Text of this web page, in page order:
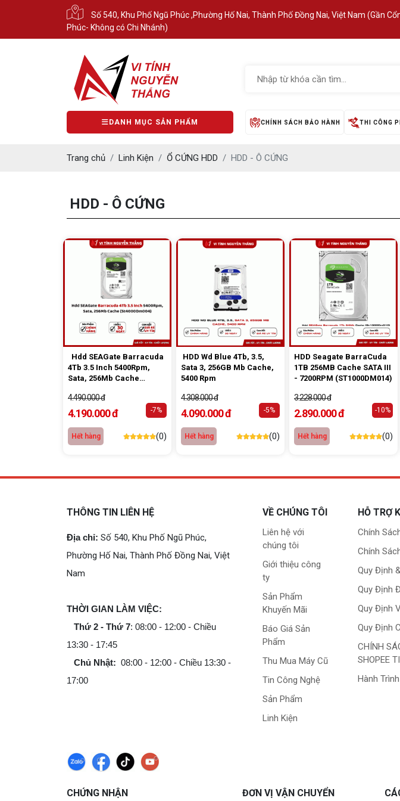
Số 540, Khu Phố Ngũ Phúc ,Phường Hố Nai, Thành Phố Đồng Nai, Việt Nam (Gần
Phúc- Không có Chi Nhánh)
DANH MỤC SẢN PHẨM CHÍNH SÁCH BẢO HÀNH THI CÔNG
Trang chủ Linh Kiện Ổ CỨNG HDD HDD - Ô CỨNG
HDD - Ô CỨNG
Hdd SEAGate Barracuda
4Tb 3.5 Inch 5400Rpm,
Sata, 256Mb Cache
4.490.000 đ
4.190.000 đ -7%
Hết hàng (0)
HDD Wd Blue 4Tb, 3.5,
Sata 3, 256GB Mb Cache,
5400 Rpm
4.308.000 đ
4.090.000 đ -5%
Hết hàng (0)
HDD Seagate BarraCuda
1TB 256MB Cache SATA III
- 7200RPM (ST1000DM014)
3.228.000 đ
2.890.000 đ -10%
Hết hàng (0)
THÔNG TIN LIÊN HỆ
Địa chỉ: Số 540, Khu Phố Ngũ Phúc,
Phường Hố Nai, Thành Phố Đồng Nai, Việt
Nam
THỜI GIAN LÀM VIỆC:
Thứ 2 - Thứ 7: 08:00 - 12:00 - Chiều
13:30 - 17:45
Chủ Nhật: 08:00 - 12:00 - Chiều 13:30 -
17:00
VỀ CHÚNG TÔI
Liên hệ với
chúng tôi
Giới thiệu công
ty
Sản Phẩm
Khuyến Mãi
Báo Giá Sản
Phẩm
Thu Mua Máy Cũ
Tin Công Nghệ
Sản Phẩm
Linh Kiện
HỖ TRỢ
Chính
Chính
Quy Định
Quy Định
Quy Định
Quy Định
CHÍNH
SHOPEE
Hành
CHỨNG NHẬN ĐƠN VỊ VẬN CHUYỂN